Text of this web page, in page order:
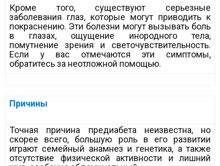
Кроме того, существуют серьезные
заболевания глаз, которые могут приводить к
покраснению. Эти болезни могут вызывать боль
в глазах, ощущение инородного тела,
помутнение зрения и светочувствительность.
Если у вас отмечаются эти симптомы,
обратитесь за неотложной помощью.
Причины
Точная причина предиабета неизвестна, но
скорее всего, большую роль в его развитии
играют семейный анамнез и генетика, а также
отсутствие физической активности и лишний